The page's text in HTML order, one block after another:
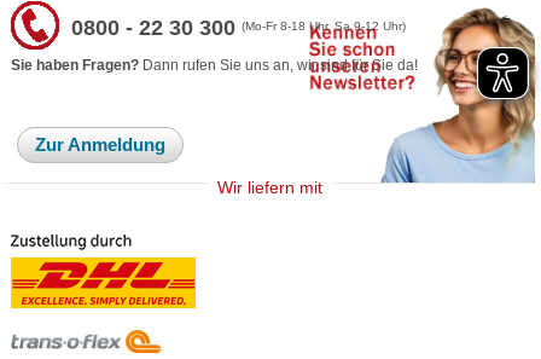
0800 - 22 30 300(Mo-Fr 8-18 Uhr, Sa 9-12 Uhr)
Sie haben Fragen? Dann rufen Sie uns an, wir sind für Sie da!
Zur Anmeldung
Wir liefern mit